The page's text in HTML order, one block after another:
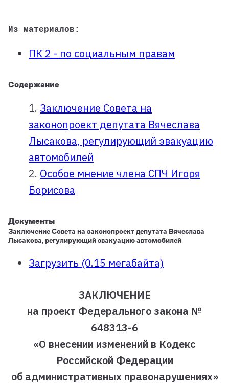
Из материалов:
ПК 2 - по социальным правам
Содержание
1. Заключение Совета на
законопроект депутата Вячеслава
Лысакова, регулирующий эвакуацию
автомобилей
2. Особое мнение члена СПЧ Игоря
Борисова
Документы
Заключение Совета на законопроект депутата Вячеслава
Лысакова, регулирующий эвакуацию автомобилей
Загрузить (0.15 мегабайта)
ЗАКЛЮЧЕНИЕ
на проект Федерального закона №
648313-6
«О внесении изменений в Кодекс
Российской Федерации
об административных правонарушениях»